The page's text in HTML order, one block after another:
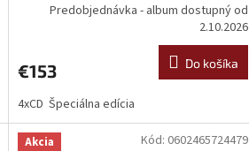
A
R
M
O
Predobjednávka - album dostupný od
2.10.2026
€153 Do košíka
4xCD Špeciálna edícia
Akcia
Kód: 0602465724479